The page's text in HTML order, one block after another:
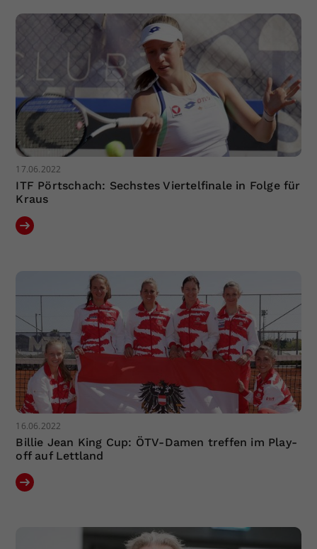
17.06.2022
ITF Pörtschach: Sechstes Viertelfinale in Folge für
Kraus
16.06.2022
Billie Jean King Cup: ÖTV-Damen treffen im Play-
off auf Lettland